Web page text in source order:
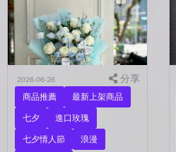
彼此存在。 七夕快到...
2026-06-26 分享
商品推薦
最新上架商品
七夕
進口玫瑰
七夕情人節
浪漫